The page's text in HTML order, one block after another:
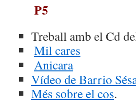
P5
Treball amb el Cd
Mil cares
Anicara
Vídeo de Barrio
Més sobre el cos.